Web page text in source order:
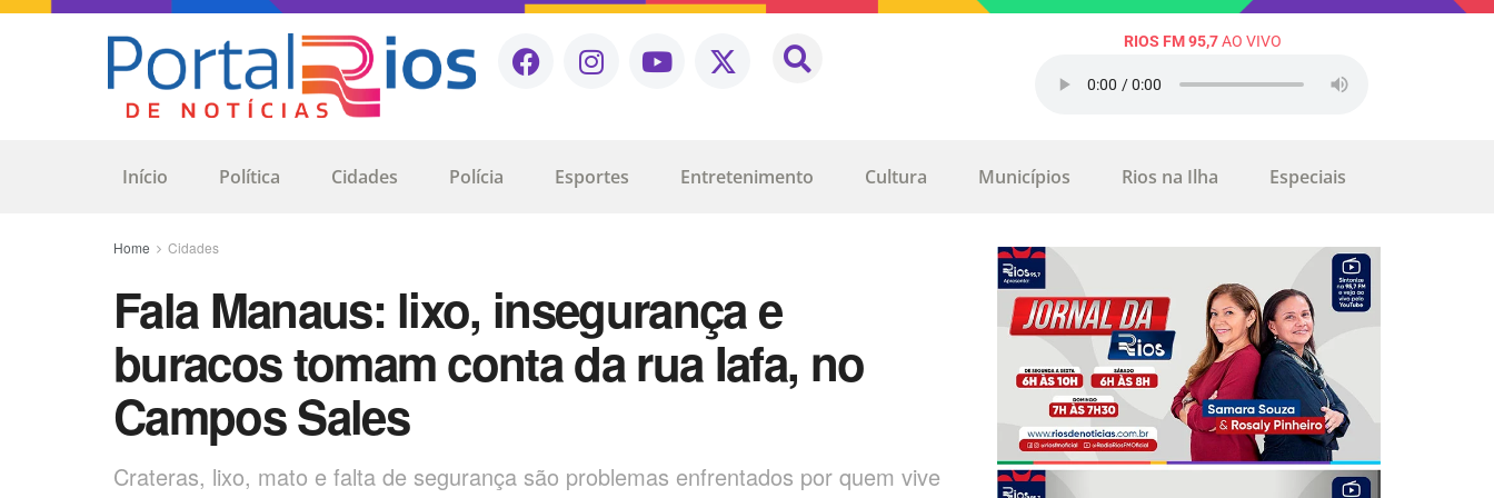
RIOS FM 95,7AO VIVO
Início Política Cidades Polícia Esportes Entretenimento Cultura Municípios Rios na Ilha Especiais
Home Cidades
Fala Manaus: lixo, insegurança e
buracos tomam conta da rua Iafa, no
Campos Sales
Crateras, lixo, mato e falta de segurança são problemas enfrentados por quem vive